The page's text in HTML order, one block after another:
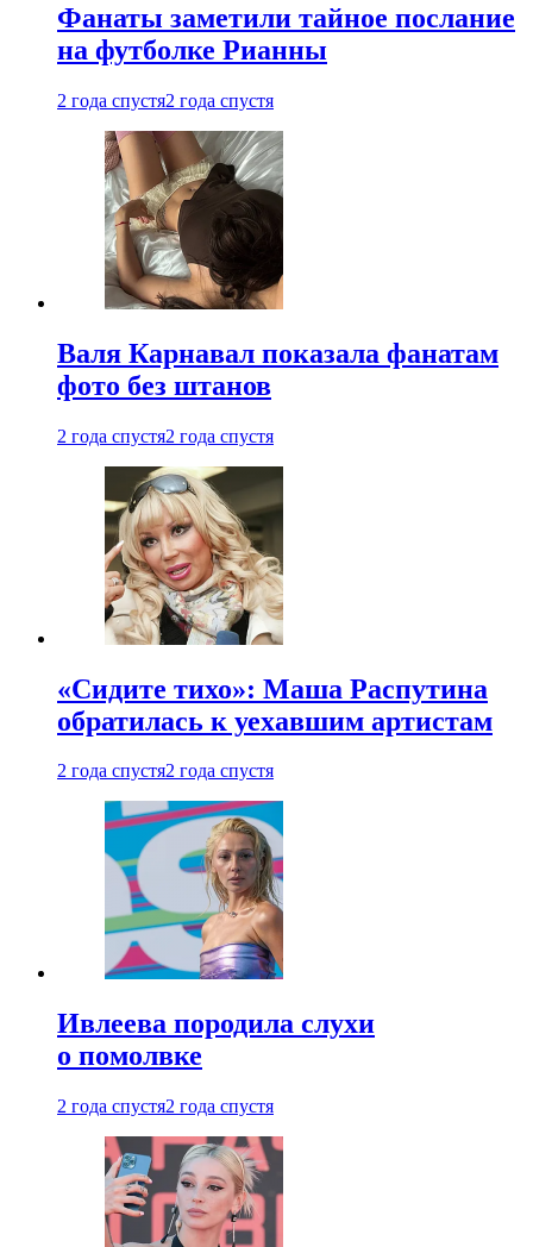
Фанаты заметили тайное послание
на футболке Рианны
2 года спустя2 года спустя
Валя Карнавал показала фанатам
фото без штанов
2 года спустя2 года спустя
«Сидите тихо»: Маша Распутина
обратилась к уехавшим артистам
2 года спустя2 года спустя
Ивлеева породила слухи
о помолвке
2 года спустя2 года спустя